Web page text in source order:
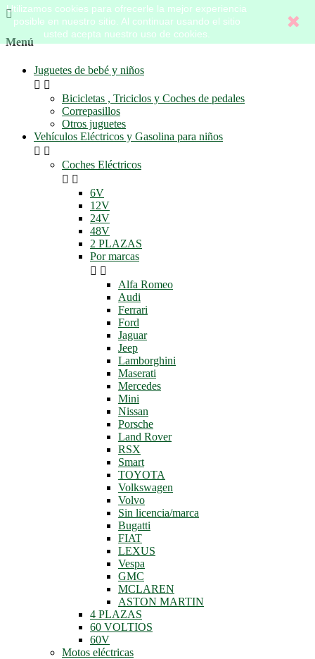
Utilizamos cookies para ofrecerle la mejor experiencia
posible en nuestro sitio. Al continuar usando el sitio
usted acepta nuestro uso de cookies.

Menú
Juguetes de bebé y niños
 
Bicicletas , Triciclos y Coches de pedales
Correpasillos
Otros juguetes
Vehículos Eléctricos y Gasolina para niños
 
Coches Eléctricos
 
6V
12V
24V
48V
2 PLAZAS
Por marcas
 
Alfa Romeo
Audi
Ferrari
Ford
Jaguar
Jeep
Lamborghini
Maserati
Mercedes
Mini
Nissan
Porsche
Land Rover
RSX
Smart
TOYOTA
Volkswagen
Volvo
Sin licencia/marca
Bugatti
FIAT
LEXUS
Vespa
GMC
MCLAREN
ASTON MARTIN
4 PLAZAS
60 VOLTIOS
60V
Motos eléctricas